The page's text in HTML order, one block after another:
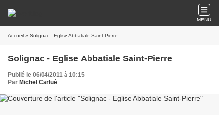
MENU
Accueil » Solignac - Eglise Abbatiale Saint-Pierre
Solignac - Eglise Abbatiale Saint-Pierre
Publié le 06/04/2011 à 10:15
Par Michel Carlué